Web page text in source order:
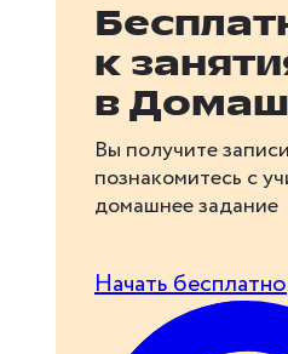
к
в
Вы получите
познакомитесь с
домашнее задание
Начать бесплатно